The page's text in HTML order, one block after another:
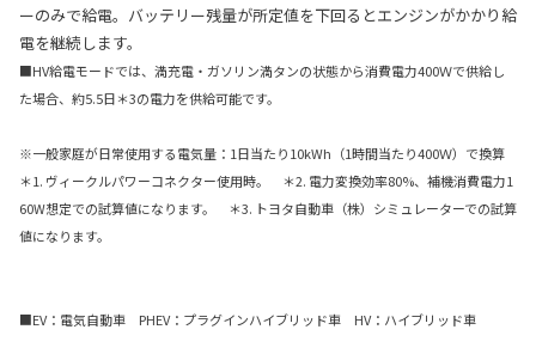
ーのみで給電。バッテリー残量が所定値を下回るとエンジンがかかり給
電を継続します。
■HV給電モードでは、満充電・ガソリン満タンの状態から消費電力400Ｗで供給し
た場合、約5.5日＊3の電力を供給可能です。
※一般家庭が日常使用する電気量：1日当たり10kWh（1時間当たり400Ｗ）で換算
＊1. ヴィークルパワーコネクター使用時。 ＊2. 電力変換効率80%、補機消費電力1
60W想定での試算値になります。 ＊3. トヨタ自動車（株）シミュレーターでの試算
値になります。
■EV：電気自動車 PHEV：プラグインハイブリッド車 HV：ハイブリッド車